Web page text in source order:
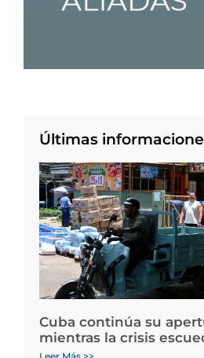
Últimas
Cuba continúa su
mientras la crisis